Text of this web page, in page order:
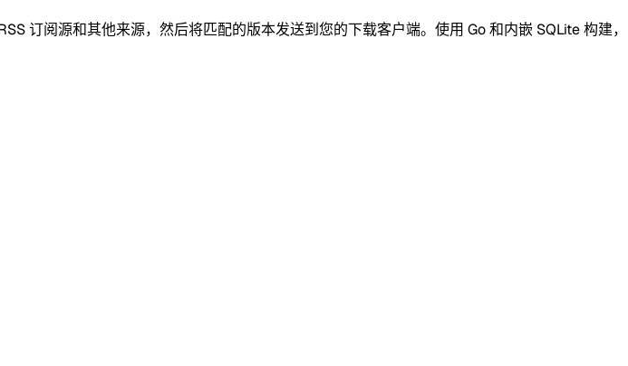
订阅源和其他来源，然后将匹配的版本发送到您的下载客户端。使用 Go 和内嵌 SQLite 构建，